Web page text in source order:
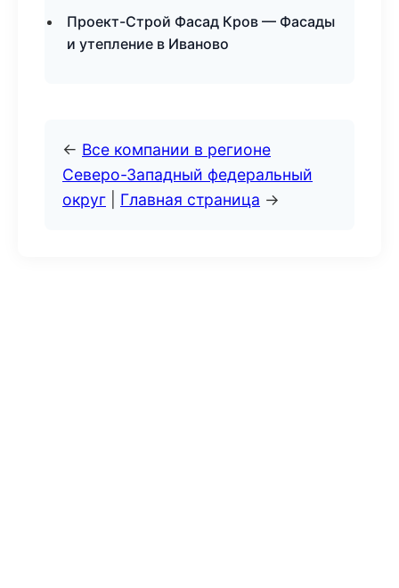
Проект-Строй Фасад Кров — Фасады
и утепление в Иваново
← Все компании в регионе
Северо-Западный федеральный
округ
Главная страница →